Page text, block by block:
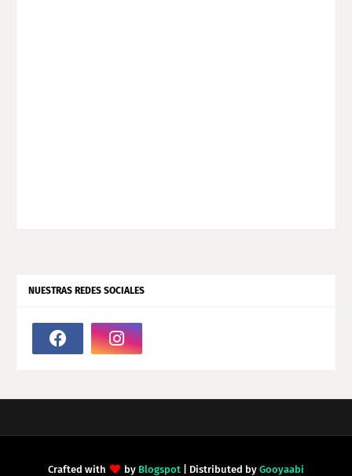
NUESTRAS REDES SOCIALES
Crafted with by Blogspot | Distributed by Gooyaabi